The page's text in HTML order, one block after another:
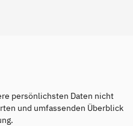
persönlichsten Daten nicht
und umfassenden Überblick